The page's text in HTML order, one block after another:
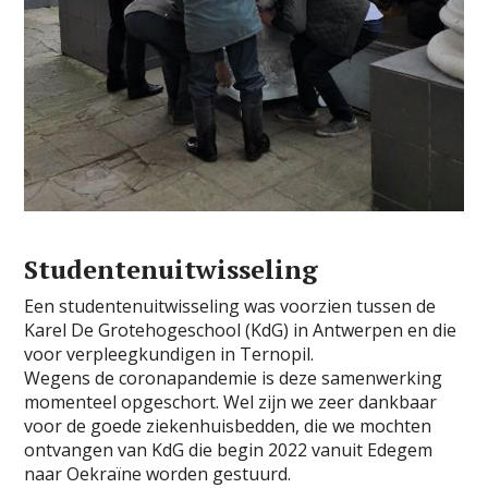
Studentenuitwisseling
Een studentenuitwisseling was voorzien tussen de
Karel De Grotehogeschool (KdG) in Antwerpen en die
voor verpleegkundigen in Ternopil.
Wegens de coronapandemie is deze samenwerking
momenteel opgeschort. Wel zijn we zeer dankbaar
voor de goede ziekenhuisbedden, die we mochten
ontvangen van KdG die begin 2022 vanuit Edegem
naar Oekraïne worden gestuurd.